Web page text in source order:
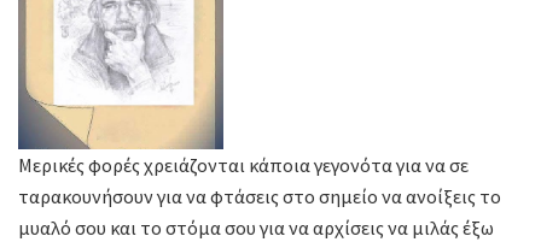
Μερικές φορές χρειάζονται κάποια γεγονότα για να σε
ταρακουνήσουν για να φτάσεις στο σημείο να ανοίξεις το
μυαλό σου και το στόμα σου για να αρχίσεις να μιλάς έξω